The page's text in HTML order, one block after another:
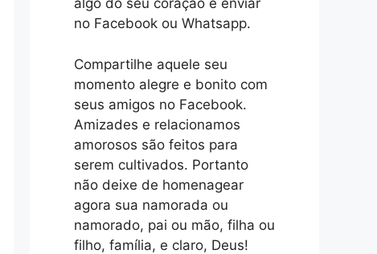
algo do seu coração e enviar
no Facebook ou Whatsapp.
Compartilhe aquele seu
momento alegre e bonito com
seus amigos no Facebook.
Amizades e relacionamos
amorosos são feitos para
serem cultivados. Portanto
não deixe de homenagear
agora sua namorada ou
namorado, pai ou mão, filha ou
filho, família, e claro, Deus!